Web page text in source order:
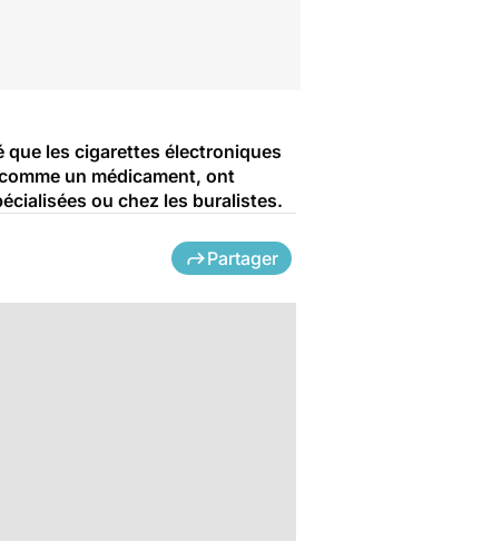
que les cigarettes électroniques
un médicament, ont
ou chez les buralistes.
Partager